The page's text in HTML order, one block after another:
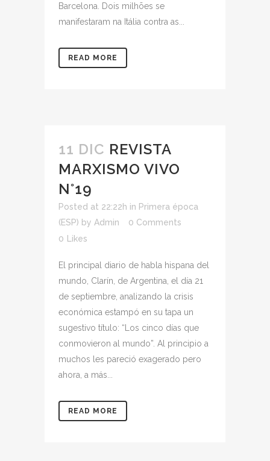
Barcelona. Dois milhões se
manifestaram na Itália contra as...
READ MORE
11 DIC REVISTA
MARXISMO VIVO
N°19
Posted at 22:22h in Primera época
(ESP) by Admin
0 Comments
0
Likes
El principal diario de habla hispana del
mundo, Clarín, de Argentina, el día 21
de septiembre, analizando la crisis
económica estampó en su tapa un
sugestivo título: “Los cinco días que
conmovieron al mundo”. Al principio a
muchos les pareció exagerado pero
ahora, a más...
READ MORE